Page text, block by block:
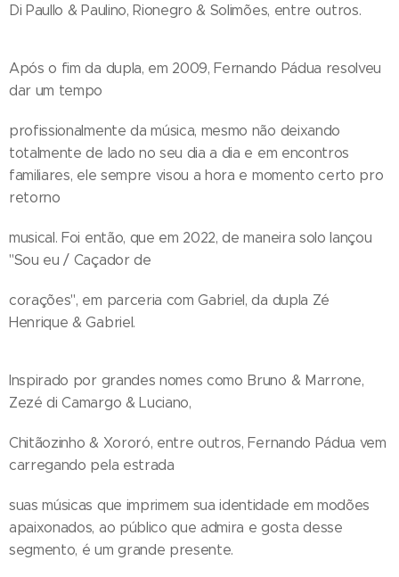
Di Paullo & Paulino, Rionegro & Solimões, entre outros.
Após o fim da dupla, em 2009, Fernando Pádua resolveu
dar um tempo
profissionalmente da música, mesmo não deixando
totalmente de lado no seu dia a dia e em encontros
familiares, ele sempre visou a hora e momento certo pro
retorno
musical. Foi então, que em 2022, de maneira solo lançou
"Sou eu / Caçador de
corações", em parceria com Gabriel, da dupla Zé
Henrique & Gabriel.
Inspirado por grandes nomes como Bruno & Marrone,
Zezé di Camargo & Luciano,
Chitãozinho & Xororó, entre outros, Fernando Pádua vem
carregando pela estrada
suas músicas que imprimem sua identidade em modões
apaixonados, ao público que admira e gosta desse
segmento, é um grande presente.